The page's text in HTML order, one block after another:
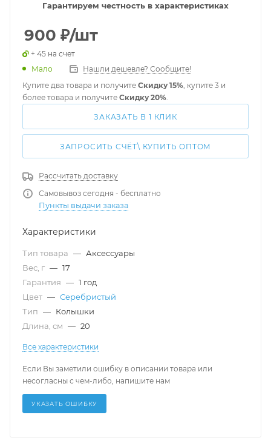
Гарантируем честность в характеристиках
900 ₽/шт
+ 45 на счет
Мало
Нашли дешевле? Сообщите!
Купите два товара и получите Скидку 15%, купите 3 и
более товара и получите Скидку 20%.
ЗАКАЗАТЬ В 1 КЛИК
ЗАПРОСИТЬ СЧЁТ\ КУПИТЬ ОПТОМ
Рассчитать доставку
Самовывоз сегодня - бесплатно
Пункты выдачи заказа
Характеристики
Тип товара — Аксессуары
Вес, г — 17
Гарантия — 1 год
Цвет — Серебристый
Тип — Колышки
Длина, см — 20
Все характеристики
Если Вы заметили ошибку в описании товара или
несогласны с чем-либо, напишите нам
УКАЗАТЬ ОШИБКУ